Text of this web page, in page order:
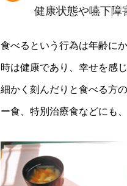
健康状態や嚥下障
食べるという行為は年齢に
時は健康であり、幸せを感
細かく刻んだりと食べる方
ー食、特別治療食などにも